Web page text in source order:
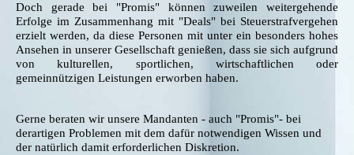
Doch gerade bei "Promis" können zuweilen weitergehende
Erfolge im Zusammenhang mit "Deals" bei Steuerstrafvergehen
erzielt werden, da diese Personen mit unter ein besonders hohes
Ansehen in unserer Gesellschaft genießen, dass sie sich aufgrund
von kulturellen, sportlichen, wirtschaftlichen oder
gemeinnützigen Leistungen erworben haben.
Gerne beraten wir unsere Mandanten - auch "Promis"- bei
derartigen Problemen mit dem dafür notwendigen Wissen und
der natürlich damit erforderlichen Diskretion.